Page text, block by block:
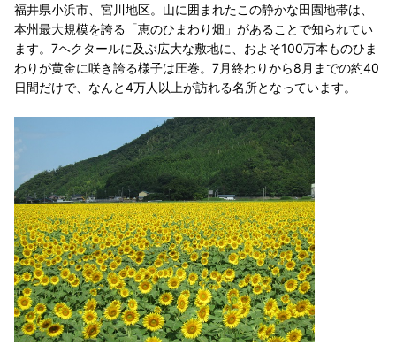
福井県小浜市、宮川地区。山に囲まれたこの静かな田園地帯は、
本州最大規模を誇る「恵のひまわり畑」があることで知られてい
ます。7ヘクタールに及ぶ広大な敷地に、およそ100万本ものひま
わりが黄金に咲き誇る様子は圧巻。7月終わりから8月までの約40
日間だけで、なんと4万人以上が訪れる名所となっています。